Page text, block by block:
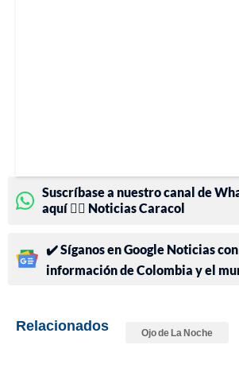
Suscríbase a nuestro canal de
aquí 👉🏻 Noticias Caracol
✔️ Síganos en Google Noticias
información de Colombia y el
Relacionados Ojo de La Noche